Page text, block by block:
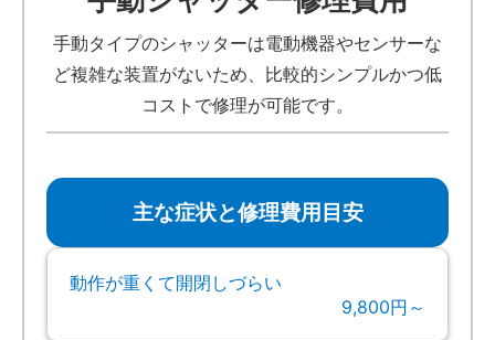
手動タイプのシャッターは電動機器やセンサーな
ど複雑な装置がないため、比較的シンプルかつ低
コストで修理が可能です。
主な症状と修理費用目安
動作が重くて開閉しづらい
9,800円～